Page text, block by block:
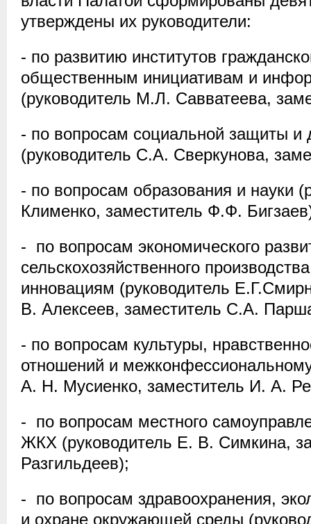
утверждены их руководители:
- по развитию институтов
общественным инициативам и
(руководитель М.Л. Савватеева,
- по вопросам социальной защиты и
(руководитель С.А. Сверкунова,
- по вопросам образования и науки
Клименко, заместитель Ф.Ф.
- по вопросам экономического
сельскохозяйственного
инновациям (руководитель
В. Алексеев, заместитель С.А.
- по вопросам культуры,
отношений и
А. Н. Мусиенко, заместитель И. А.
- по вопросам местного
ЖКХ (руководитель Е. В. Симкина,
Разгильдеев);
- по вопросам здравоохранения,
и охране окружающей среды